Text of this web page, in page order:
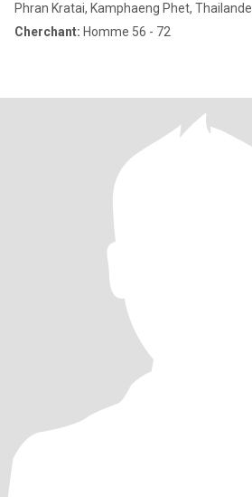
Phran Kratai, Kamphaeng Phet, Thailande
Cherchant: Homme 56 - 72